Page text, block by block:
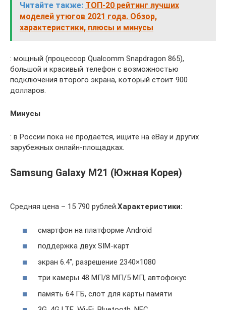
Читайте также: ТОП-20 рейтинг лучших
моделей утюгов 2021 года. Обзор,
характеристики, плюсы и минусы
: мощный (процессор Qualcomm Snapdragon 865),
большой и красивый телефон с возможностью
подключения второго экрана, который стоит 900
долларов.
Минусы
: в России пока не продается, ищите на eBay и других
зарубежных онлайн-площадках.
Samsung Galaxy M21 (Южная Корея)
Средняя цена – 15 790 рублей.Характеристики:
смартфон на платформе Android
поддержка двух SIM-карт
экран 6.4″, разрешение 2340×1080
три камеры 48 МП/8 МП/5 МП, автофокус
память 64 ГБ, слот для карты памяти